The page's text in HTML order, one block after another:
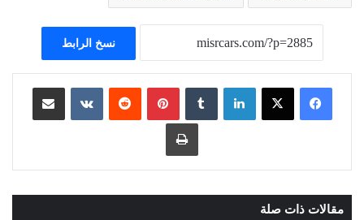
نسخ الرابط
لينكدإن ‏Tumblr بينتيريست
‏Reddit
‏VKontakte مشاركة عبر البريد
طباعة
مقالات ذات صلة